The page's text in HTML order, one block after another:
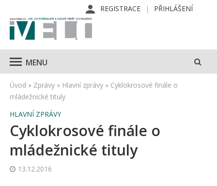
REGISTRACE PŘIHLÁŠENÍ
MENU
Úvod » Zprávy » Hlavní zprávy » Cyklokrosové finále o
mládežnické tituly
HLAVNÍ ZPRÁVY
Cyklokrosové finále o
mládežnické tituly
13.12.2016